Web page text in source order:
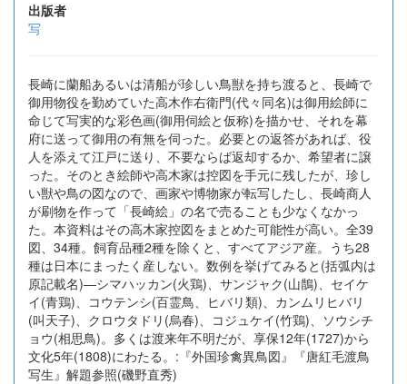
出版者
写
長崎に蘭船あるいは清船が珍しい鳥獣を持ち渡ると、長崎で
御用物役を勤めていた高木作右衛門(代々同名)は御用絵師に
命じて写実的な彩色画(御用伺絵と仮称)を描かせ、それを幕
府に送って御用の有無を伺った。必要との返答があれば、役
人を添えて江戸に送り、不要ならば返却するか、希望者に譲
った。そのとき絵師や高木家は控図を手元に残したが、珍し
い獣や鳥の図なので、画家や博物家が転写したし、長崎商人
が刷物を作って「長崎絵」の名で売ることも少なくなかっ
た。本資料はその高木家控図をまとめた可能性が高い。全39
図、34種。飼育品種2種を除くと、すべてアジア産。うち28
種は日本にまったく産しない。数例を挙げてみると(括弧内は
原記載名)―シマハッカン(火鶏)、サンジャク(山鵲)、セイケ
イ(青鶏)、コウテンシ(百霊鳥、ヒバリ類)、カンムリヒバリ
(叫天子)、クロウタドリ(烏春)、コジュケイ(竹鶏)、ソウシチ
ョウ(相思鳥)。多くは渡来年不明だが、享保12年(1727)から
文化5年(1808)にわたる。:『外国珍禽異鳥図』『唐紅毛渡鳥
写生』解題参照(磯野直秀)